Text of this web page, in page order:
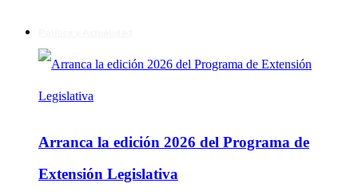
Arranca la edición 2026 del Programa de
Extensión Legislativa